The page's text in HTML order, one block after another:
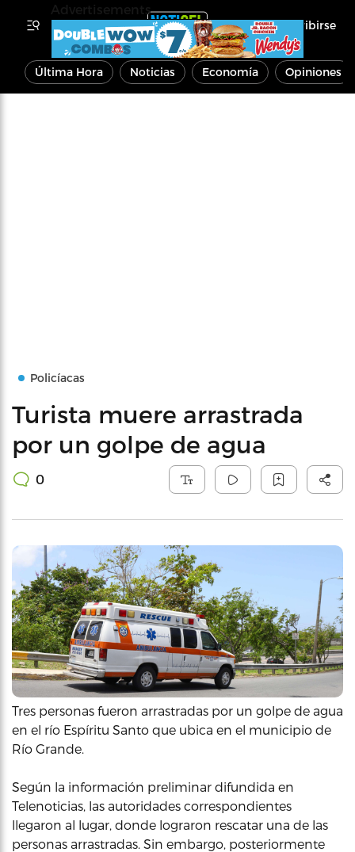
Inscribirse
Última Hora Noticias Economía Opiniones
Policíacas
Turista muere arrastrada
por un golpe de agua
0
Tres personas fueron arrastradas por un golpe de agua
en el río Espíritu Santo que ubica en el municipio de
Río Grande.
Según la información preliminar difundida en
Telenoticias, las autoridades correspondientes
llegaron al lugar, donde lograron rescatar una de las
personas arrastradas. Sin embargo, posteriormente
Advertisements